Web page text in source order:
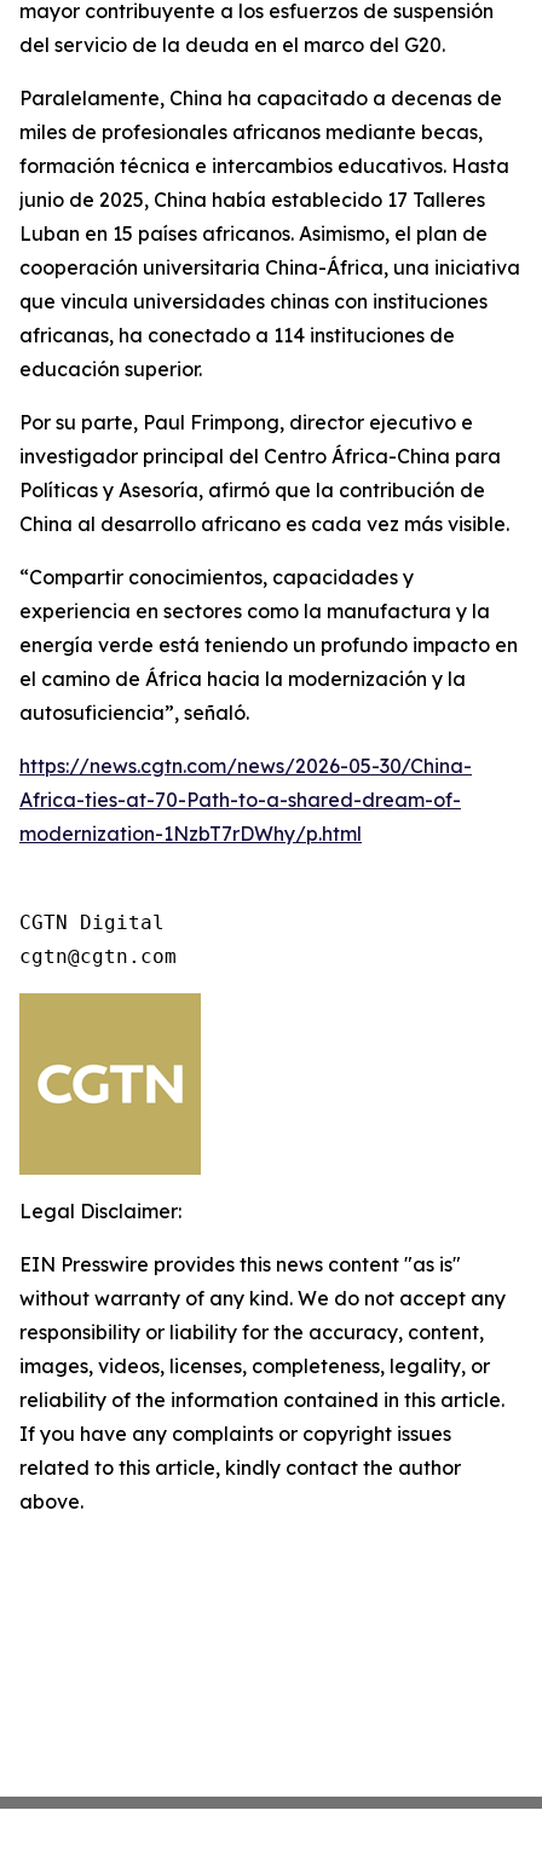
mayor contribuyente a los esfuerzos de suspensión
del servicio de la deuda en el marco del G20.
Paralelamente, China ha capacitado a decenas de
miles de profesionales africanos mediante becas,
formación técnica e intercambios educativos. Hasta
junio de 2025, China había establecido 17 Talleres
Luban en 15 países africanos. Asimismo, el plan de
cooperación universitaria China-África, una iniciativa
que vincula universidades chinas con instituciones
africanas, ha conectado a 114 instituciones de
educación superior.
Por su parte, Paul Frimpong, director ejecutivo e
investigador principal del Centro África-China para
Políticas y Asesoría, afirmó que la contribución de
China al desarrollo africano es cada vez más visible.
“Compartir conocimientos, capacidades y
experiencia en sectores como la manufactura y la
energía verde está teniendo un profundo impacto en
el camino de África hacia la modernización y la
autosuficiencia”, señaló.
https://news.cgtn.com/news/2026-05-30/China-
Africa-ties-at-70-Path-to-a-shared-dream-of-
modernization-1NzbT7rDWhy/p.html
CGTN Digital
cgtn@cgtn.com
Legal Disclaimer:
EIN Presswire provides this news content "as is"
without warranty of any kind. We do not accept any
responsibility or liability for the accuracy, content,
images, videos, licenses, completeness, legality, or
reliability of the information contained in this article.
If you have any complaints or copyright issues
related to this article, kindly contact the author
above.